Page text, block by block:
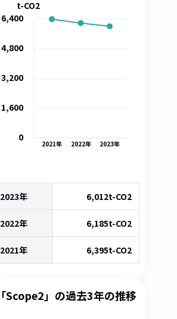
2021年 2022年 2023年
0
1,600
3,200
4,800
6,400
t-CO2
2023年 6,012t-CO2
2022年 6,185t-CO2
2021年 6,395t-CO2
「Scope2」の過去3年の推移